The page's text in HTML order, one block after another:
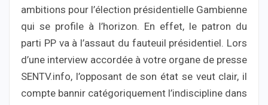
ambitions pour l’élection présidentielle Gambienne
qui se profile à l’horizon. En effet, le patron du
parti PP va à l’assaut du fauteuil présidentiel. Lors
d’une interview accordée à votre organe de presse
SENTV.info, l’opposant de son état se veut clair, il
compte bannir catégoriquement l’indiscipline dans